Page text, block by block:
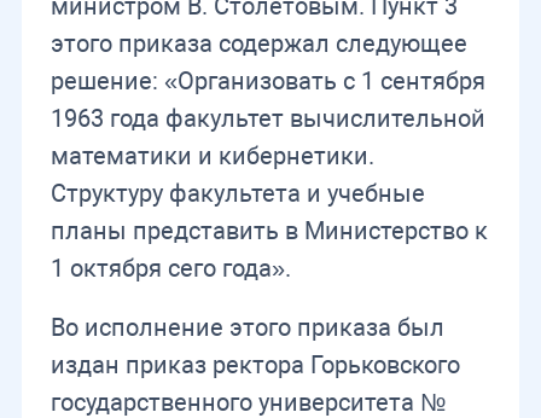
министром В. Столетовым. Пункт 3
этого приказа содержал следующее
решение: «Организовать с 1 сентября
1963 года факультет вычислительной
математики и кибернетики.
Структуру факультета и учебные
планы представить в Министерство к
1 октября сего года».
Во исполнение этого приказа был
издан приказ ректора Горьковского
государственного университета №